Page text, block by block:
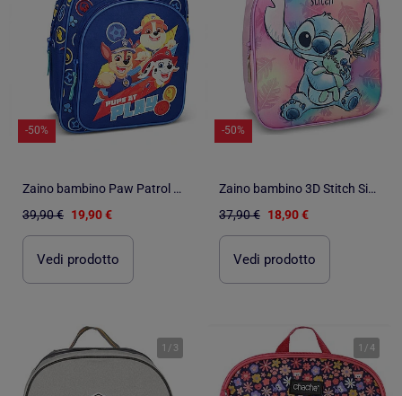
-50%
Zaino bambino Paw Patrol 30 cm maternella primaria 520-00542
39,90 € 19,90 €
Vedi prodotto
-50%
Zaino bambino 3D Stitch Simply Special Aloha 795-00307
37,90 € 18,90 €
Vedi prodotto
1 / 3 1 /4